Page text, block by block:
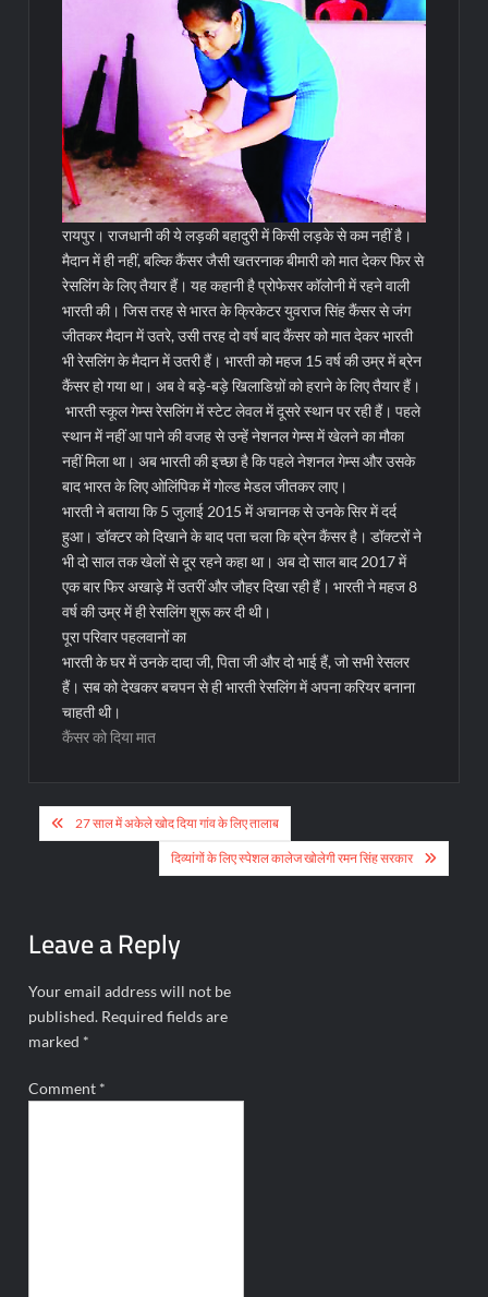
रायपुर। राजधानी की ये लड़की बहादुरी में किसी लड़के से कम नहीं है।
मैदान में ही नहीं, बल्कि कैंसर जैसी खतरनाक बीमारी को मात देकर फिर से
रेसलिंग के लिए तैयार हैं। यह कहानी है प्रोफेसर कॉलोनी में रहने वाली
भारती की। जिस तरह से भारत के क्रिकेटर युवराज सिंह कैंसर से जंग
जीतकर मैदान में उतरे, उसी तरह दो वर्ष बाद कैंसर को मात देकर भारती
भी रेसलिंग के मैदान में उतरी हैं। भारती को महज 15 वर्ष की उम्र में ब्रेन
कैंसर हो गया था। अब वे बड़े-बड़े खिलाडिय़ों को हराने के लिए तैयार हैं।
भारती स्कूल गेम्स रेसलिंग में स्टेट लेवल में दूसरे स्थान पर रही हैं। पहले
स्थान में नहीं आ पाने की वजह से उन्हें नेशनल गेम्स में खेलने का मौका
नहीं मिला था। अब भारती की इच्छा है कि पहले नेशनल गेम्स और उसके
बाद भारत के लिए ओलिंपिक में गोल्ड मेडल जीतकर लाए।
भारती ने बताया कि 5 जुलाई 2015 में अचानक से उनके सिर में दर्द
हुआ। डॉक्टर को दिखाने के बाद पता चला कि ब्रेन कैंसर है। डॉक्टरों ने
भी दो साल तक खेलों से दूर रहने कहा था। अब दो साल बाद 2017 में
एक बार फिर अखाड़े में उतरीं और जौहर दिखा रही हैं। भारती ने महज 8
वर्ष की उम्र में ही रेसलिंग शुरू कर दी थी।
पूरा परिवार पहलवानों का
भारती के घर में उनके दादा जी, पिता जी और दो भाई हैं, जो सभी रेसलर
हैं। सब को देखकर बचपन से ही भारती रेसलिंग में अपना करियर बनाना
चाहती थी।
कैंसर को दिया मात
Post
navigation
27 साल में अकेले खोद दिया गांव के लिए तालाब
दिव्यांगों के लिए स्पेशल कालेज खोलेगी रमन सिंह सरकार
Leave a Reply
Your email address will not be
published. Required fields are
marked *
Comment *